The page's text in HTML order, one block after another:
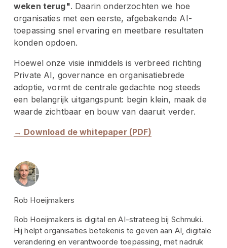
weken terug". Daarin onderzochten we hoe
organisaties met een eerste, afgebakende AI-
toepassing snel ervaring en meetbare resultaten
konden opdoen.
Hoewel onze visie inmiddels is verbreed richting
Private AI, governance en organisatiebrede
adoptie, vormt de centrale gedachte nog steeds
een belangrijk uitgangspunt: begin klein, maak de
waarde zichtbaar en bouw van daaruit verder.
→ Download de whitepaper (PDF)
Rob Hoeijmakers
Rob Hoeijmakers is digital en AI-strateeg bij Schmuki.
Hij helpt organisaties betekenis te geven aan AI, digitale
verandering en verantwoorde toepassing, met nadruk